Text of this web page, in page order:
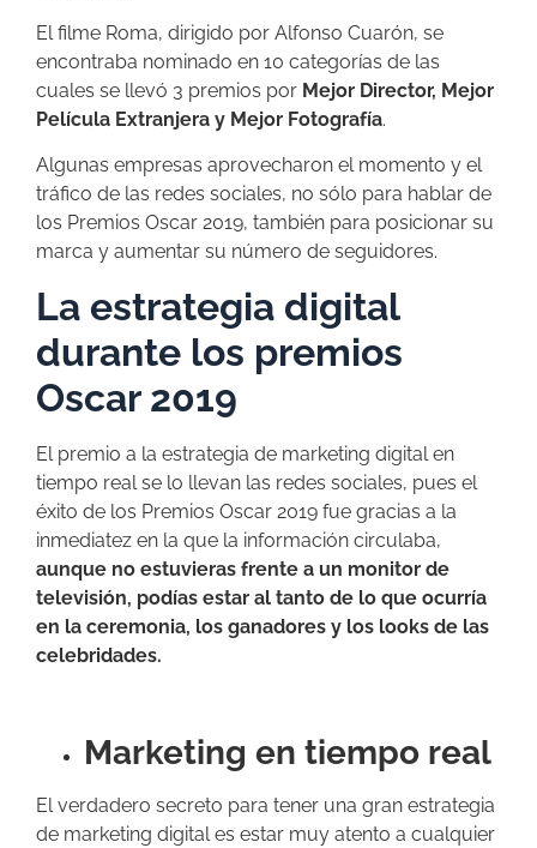
El filme Roma, dirigido por Alfonso Cuarón, se
encontraba nominado en 10 categorías de las
cuales se llevó 3 premios por Mejor Director, Mejor
Película Extranjera y Mejor Fotografía.
Algunas empresas aprovecharon el momento y el
tráfico de las redes sociales, no sólo para hablar de
los Premios Oscar 2019, también para posicionar su
marca y aumentar su número de seguidores.
La estrategia digital
durante los premios
Oscar 2019
El premio a la estrategia de marketing digital en
tiempo real se lo llevan las redes sociales, pues el
éxito de los Premios Oscar 2019 fue gracias a la
inmediatez en la que la información circulaba,
aunque no estuvieras frente a un monitor de
televisión, podías estar al tanto de lo que ocurría
en la ceremonia, los ganadores y los looks de las
celebridades.
Marketing en tiempo real
El verdadero secreto para tener una gran estrategia
de marketing digital es estar muy atento a cualquier